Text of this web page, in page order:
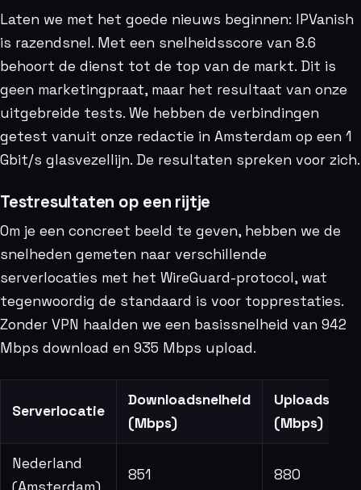
Laten we met het goede nieuws beginnen: IPVanish
is razendsnel. Met een snelheidsscore van 8.6
behoort de dienst tot de top van de markt. Dit is
geen marketingpraat, maar het resultaat van onze
uitgebreide tests. We hebben de verbindingen
getest vanuit onze redactie in Amsterdam op een 1
Gbit/s glasvezellijn. De resultaten spreken voor zich.
Testresultaten op een rijtje
Om je een concreet beeld te geven, hebben we de
snelheden gemeten naar verschillende
serverlocaties met het WireGuard-protocol, wat
tegenwoordig de standaard is voor topprestaties.
Zonder VPN haalden we een basissnelheid van 942
Mbps download en 935 Mbps upload.
Serverlocatie
Downloadsnelheid
(Mbps)
(Mbps)
Nederland
851 880